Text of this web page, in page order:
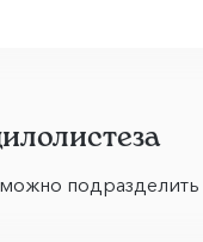
подразделить